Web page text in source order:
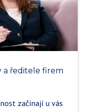
a ředitele firem
začínají u vás